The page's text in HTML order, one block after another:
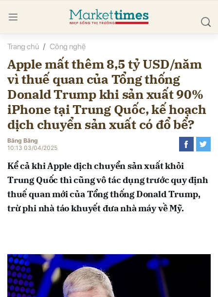
Trang chủ Công nghệ
Apple mất thêm 8,5 tỷ USD/năm
vì thuế quan của Tổng thống
Donald Trump khi sản xuất 90%
iPhone tại Trung Quốc, kế hoạch
dịch chuyển sản xuất có đổ bể?
Băng Băng
10:13 03/04/2025
Kể cả khi Apple dịch chuyển sản xuất khỏi
Trung Quốc thì cũng vô tác dụng trước quy định
thuế quan mới của Tổng thống Donald Trump,
trừ phi nhà táo khuyết đưa nhà máy về Mỹ.
luận